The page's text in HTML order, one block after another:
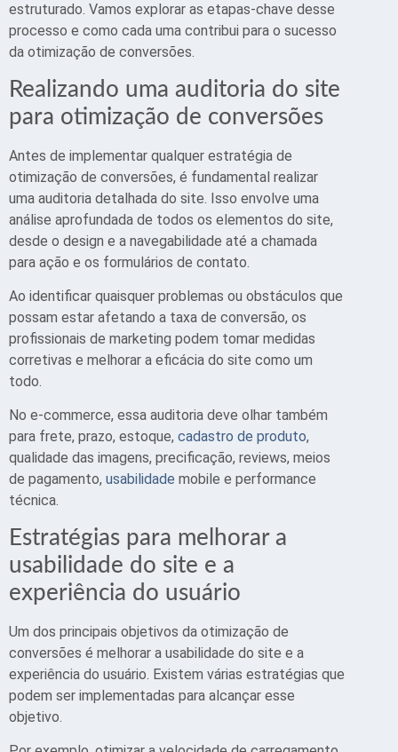
estruturado. Vamos explorar as etapas-chave desse
processo e como cada uma contribui para o sucesso
da otimização de conversões.
Realizando uma auditoria do site
para otimização de conversões
Antes de implementar qualquer estratégia de
otimização de conversões, é fundamental realizar
uma auditoria detalhada do site. Isso envolve uma
análise aprofundada de todos os elementos do site,
desde o design e a navegabilidade até a chamada
para ação e os formulários de contato.
Ao identificar quaisquer problemas ou obstáculos que
possam estar afetando a taxa de conversão, os
profissionais de marketing podem tomar medidas
corretivas e melhorar a eficácia do site como um
todo.
No e-commerce, essa auditoria deve olhar também
para frete, prazo, estoque, cadastro de produto,
qualidade das imagens, precificação, reviews, meios
de pagamento, usabilidade mobile e performance
técnica.
Estratégias para melhorar a
usabilidade do site e a
experiência do usuário
Um dos principais objetivos da otimização de
conversões é melhorar a usabilidade do site e a
experiência do usuário. Existem várias estratégias que
podem ser implementadas para alcançar esse
objetivo.